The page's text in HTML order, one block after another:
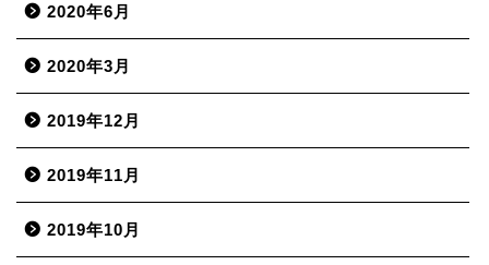
2020年6月
2020年3月
2019年12月
2019年11月
2019年10月